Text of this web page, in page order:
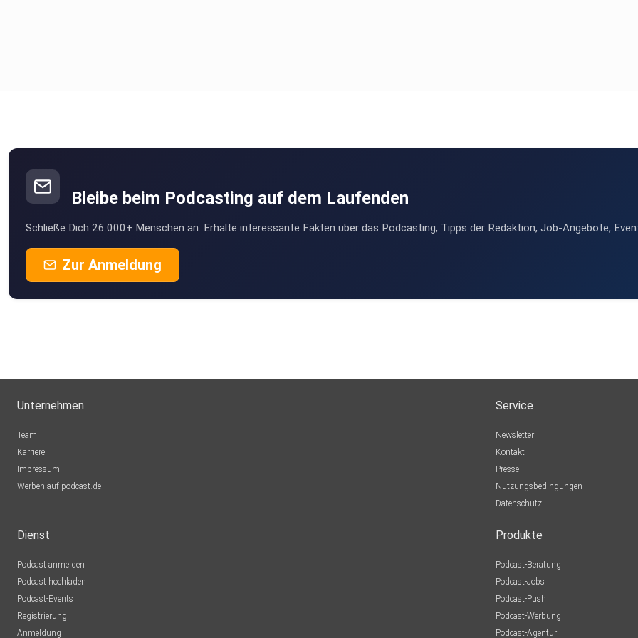
Bleibe beim Podcasting auf dem Laufenden
Schließe Dich 26.000+ Menschen an. Erhalte interessante Fakten über das Podcasting, Tipps der Redaktion, Job-Angebote,
Zur Anmeldung
Unternehmen
Team
Karriere
Impressum
Werben auf podcast.de
Service
Newsletter
Kontakt
Presse
Nutzungsbedingungen
Datenschutz
Dienst
Podcast anmelden
Podcast hochladen
Podcast-Events
Registrierung
Anmeldung
Produkte
Podcast-Beratung
Podcast-Jobs
Podcast-Push
Podcast-Werbung
Podcast-Agentur